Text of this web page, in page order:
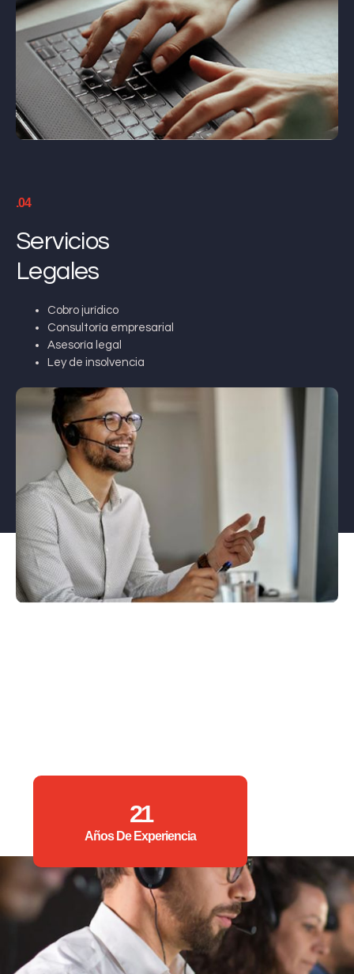
.04
Servicios
Legales
Cobro jurídico
Consultoría empresarial
Asesoría legal
Ley de insolvencia
21
Años De Experiencia